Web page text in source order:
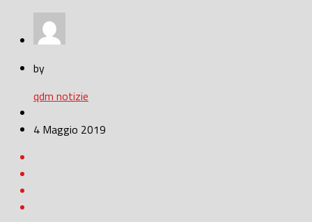
by
qdm notizie
4 Maggio 2019